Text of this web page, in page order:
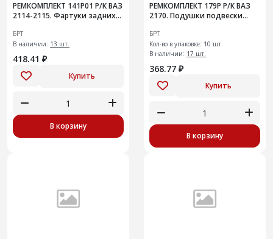
РЕМКОМПЛЕКТ 141Р01 Р/К ВАЗ
2114-2115. Фартуки задних
колес без креплений
БРТ
В наличии: 13 шт.
418.41 ₽
Купить
В корзину
РЕМКОМПЛЕКТ 179Р Р/К ВАЗ
2170. Подушки подвески
БРТ
Кол-во в упаковке: 10 шт.
В наличии: 17 шт.
368.77 ₽
Купить
В корзину